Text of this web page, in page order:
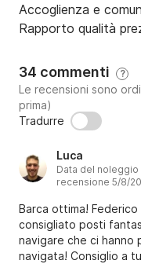
Accoglienza e
Rapporto qualità
34 commenti ?
Le recensioni sono
prima)
Tradurre
Luca
Data del
recensione 5/8/
Barca ottima!
consigliato posti
navigare che ci hanno
navigata! Consiglio a